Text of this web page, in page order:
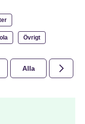
Övrigt
Alla 2026